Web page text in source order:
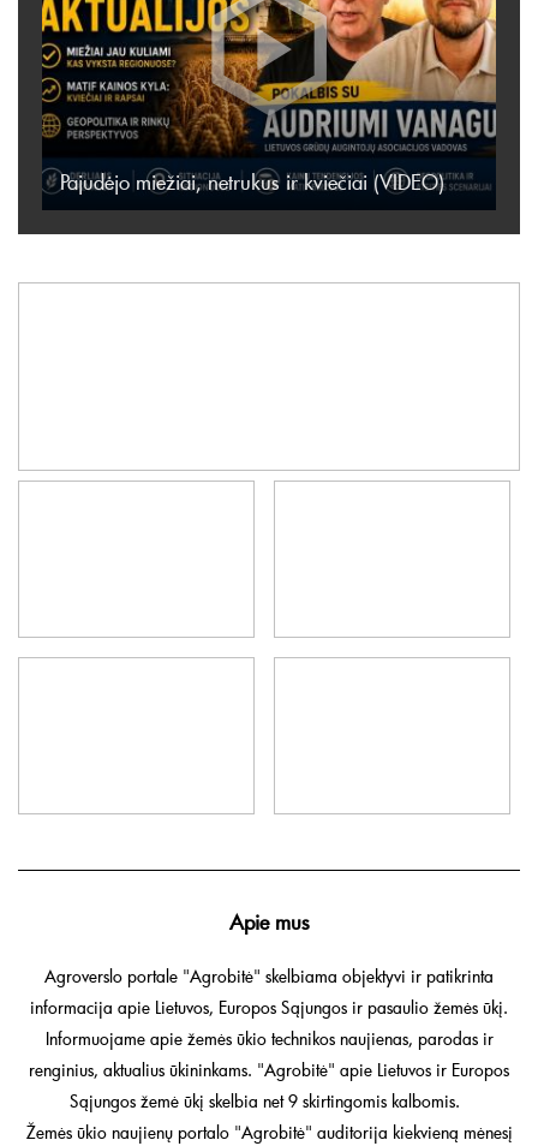
Pajudėjo miežiai, netrukus ir kviečiai (VIDEO)
Apie mus
Agroverslo portale "Agrobitė" skelbiama objektyvi ir patikrinta
informacija apie Lietuvos, Europos Sąjungos ir pasaulio žemės ūkį.
Informuojame apie žemės ūkio technikos naujienas, parodas ir
renginius, aktualius ūkininkams. "Agrobitė" apie Lietuvos ir Europos
Sąjungos žemė ūkį skelbia net 9 skirtingomis kalbomis.
Žemės ūkio naujienų portalo "Agrobitė" auditorija kiekvieną mėnesį